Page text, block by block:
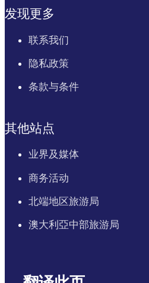
发现更多
联系我们
隐私政策
条款与条件
其他站点
业界及媒体
商务活动
北端地区旅游局
澳大利亞中部旅游局